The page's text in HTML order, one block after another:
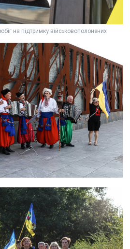
на підтримку військовополонених